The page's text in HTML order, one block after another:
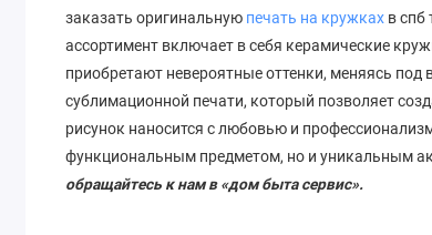
заказать оригинальную печать на кружках в спб
ассортимент включает в себя керамические
приобретают невероятные оттенки, меняясь
сублимационной печати, который позволяет
рисунок наносится с любовью и
функциональным предметом, но и уникальным
обращайтесь к нам в «дом быта сервис».